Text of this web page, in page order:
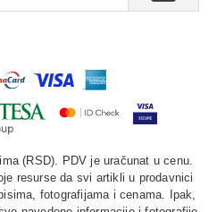
(RSD). PDV je uračunat u cenu.
resurse da svi artikli u prodavnici
fotografijama i cenama. Ipak,